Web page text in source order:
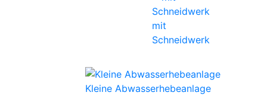
mit
Schneidwerk
Kleine Abwasserhebeanlage